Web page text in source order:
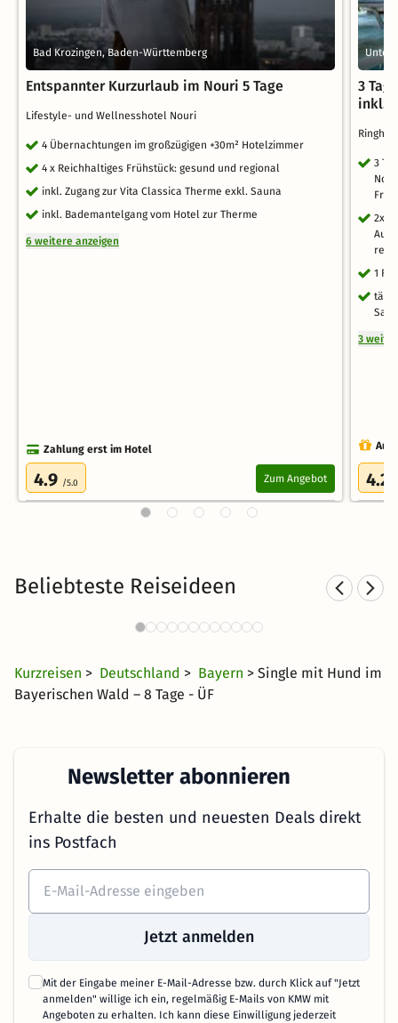
Bad Krozingen, Baden-Württemberg
Entspannter Kurzurlaub im Nouri 5 Tage
Lifestyle- und Wellnesshotel Nouri
4 Übernachtungen im großzügigen +30m² Hotelzimmer
4 x Reichhaltiges Frühstück: gesund und regional
inkl. Zugang zur Vita Classica Therme exkl. Sauna
inkl. Bademantelgang vom Hotel zur Therme
6 weitere anzeigen
Zahlung erst im Hotel
4.9 /5.0 Zum Angebot
3
inkl.
3
2x
1
3
4.2
Beliebteste Reiseideen
Sporthotels im Bayerischen
Kurzreisen > Deutschland > Bayern > Single mit Hund im
Bayerischen Wald – 8 Tage - ÜF
Newsletter abonnieren
Erhalte die besten und neuesten Deals direkt
ins Postfach
Jetzt anmelden
Mit der Eingabe meiner E-Mail-Adresse bzw. durch Klick auf "Jetzt
anmelden" willige ich ein, regelmäßig E-Mails von KMW mit
Angeboten zu erhalten. Ich kann diese Einwilligung jederzeit